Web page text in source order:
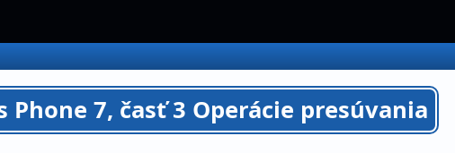
7, časť 3 Operácie presúvania